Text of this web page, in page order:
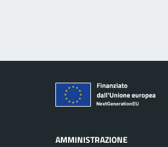
AMMINISTRAZIONE